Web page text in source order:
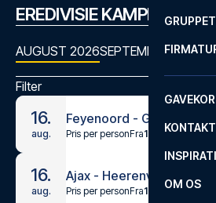
KONTAKT
OM OS
EREDIVISIE
AUGUST 2026SEPTEMBER 2026
Filter
16.
aug.
Feyenoord - Go Ahead
Pris per personFra1.895 kr.
16.
aug.
Ajax - Heerenveen
Pris per personFra1.295 kr.